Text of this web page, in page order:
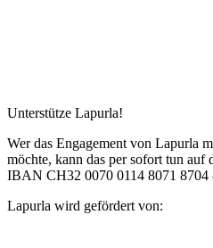
Unterstütze Lapurla!
Wer das Engagement von Lapurla
möchte, kann das per sofort tun auf
IBAN CH32 0070 0114 8071 8704
Lapurla wird gefördert von: